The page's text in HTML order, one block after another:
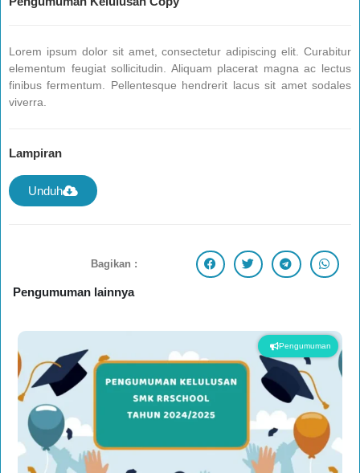
Lorem ipsum dolor sit amet, consectetur adipiscing elit. Curabitur
elementum feugiat sollicitudin. Aliquam placerat magna ac lectus
finibus fermentum. Pellentesque hendrerit lacus sit amet sodales
viverra.
Lampiran
Unduh
Bagikan :
Pengumuman lainnya
Pengumuman